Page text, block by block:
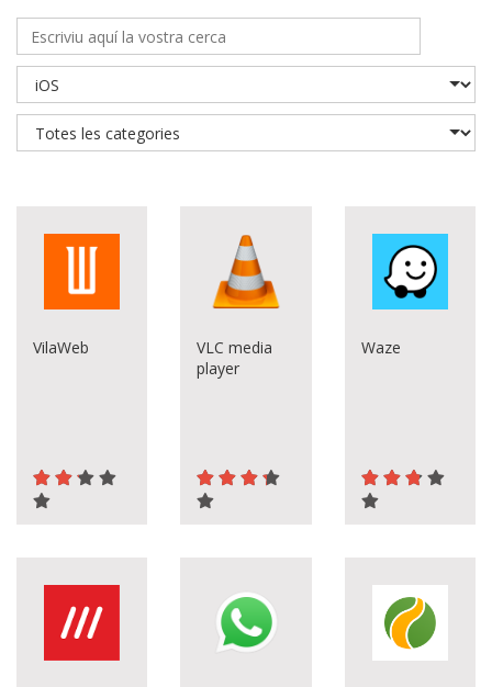
VilaWeb
VLC media
player
Waze